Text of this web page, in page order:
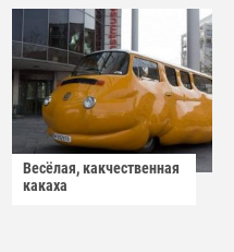
Весёлая, какчественная
какаха